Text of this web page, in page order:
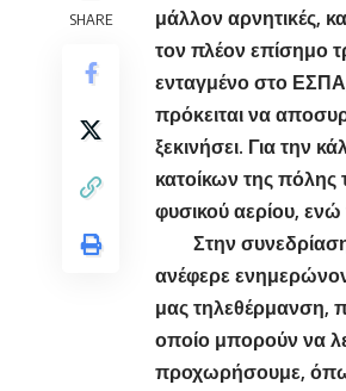
SHARE
μάλλον αρνητικές,
τον πλέον επίσημο
ενταγμένο στο
πρόκειται να
ξεκινήσει. Για την
κατοίκων της
φυσικού αερίου, ενώ
Στην συνεδρίαση
ανέφερε
μας τηλεθέρμανση,
οποίο μπορούν να
προχωρήσουμε,